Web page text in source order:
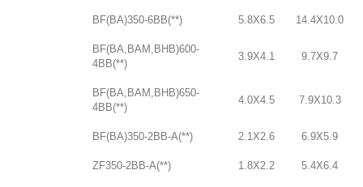
BF(BA)350-6BB(**) 5.8X6.5 14.4X10.0
BF(BA,BAM,BHB)600-
4BB(**)
3.9X4.1 9.7X9.7
BF(BA,BAM,BHB)650-
4BB(**)
4.0X4.5 7.9X10.3
BF(BA)350-2BB-A(**) 2.1X2.6 6.9X5.9
ZF350-2BB-A(**) 1.8X2.2 5.4X6.4